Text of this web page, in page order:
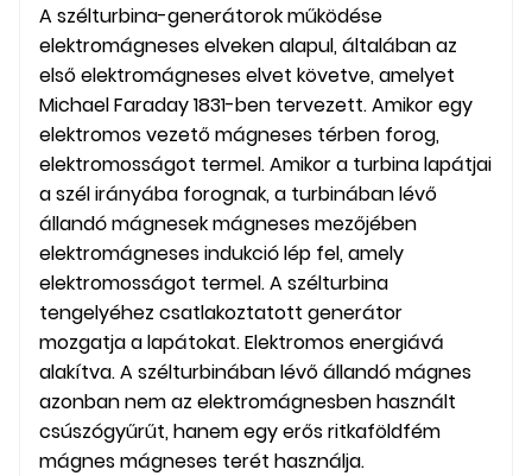
A szélturbina-generátorok működése
elektromágneses elveken alapul, általában az
első elektromágneses elvet követve, amelyet
Michael Faraday 1831-ben tervezett. Amikor egy
elektromos vezető mágneses térben forog,
elektromosságot termel. Amikor a turbina lapátjai
a szél irányába forognak, a turbinában lévő
állandó mágnesek mágneses mezőjében
elektromágneses indukció lép fel, amely
elektromosságot termel. A szélturbina
tengelyéhez csatlakoztatott generátor
mozgatja a lapátokat. Elektromos energiává
alakítva. A szélturbinában lévő állandó mágnes
azonban nem az elektromágnesben használt
csúszógyűrűt, hanem egy erős ritkaföldfém
mágnes mágneses terét használja.